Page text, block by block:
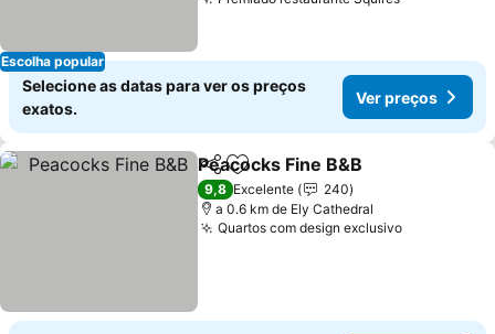
Escolha popular
Selecione as datas para ver os preços
exatos.
Ver preços
PartilharAdicionar aos favoritos
Peacocks Fine B&B
9,8 Excelente
240
a 0.6 km de Ely Cathedral
Quartos com design exclusivoVer preços